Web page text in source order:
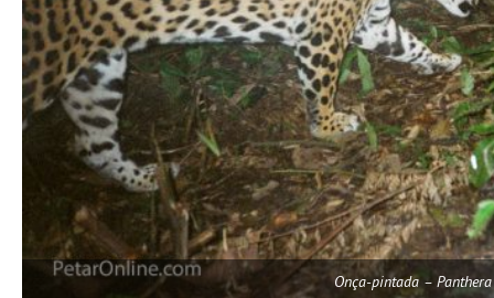
Onça-pintada –